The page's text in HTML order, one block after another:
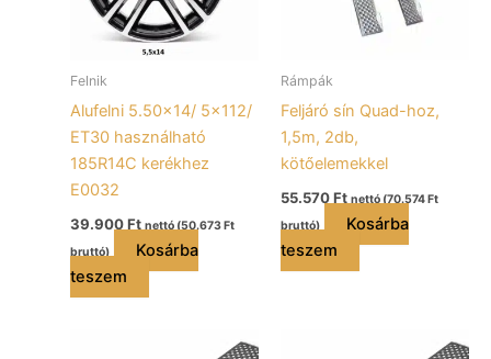
Felnik
Alufelni 5.50×14/ 5×112/
ET30 használható
185R14C kerékhez
E0032
39.900Ft nettó (50.673Ft
bruttó)
Kosárba
teszem
Rámpák
Feljáró sín Quad-hoz,
1,5m, 2db,
kötőelemekkel
55.570Ft nettó (70.574Ft
bruttó)
Kosárba
teszem